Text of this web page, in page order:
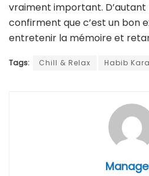
vraiment important. D’autant
confirment que c’est un bon
entretenir la mémoire et
Tags: Chill & Relax Habib